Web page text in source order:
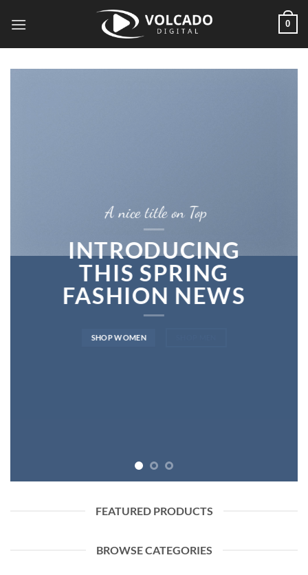
0
A nice title on Top
INTRODUCING
THIS SPRING
FASHION NEWS
SHOP WOMEN
FEATURED PRODUCTS
BROWSE CATEGORIES